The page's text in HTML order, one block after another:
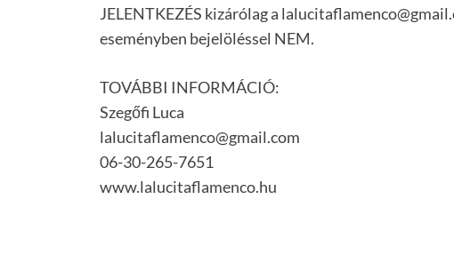
JELENTKEZÉS kizárólag a
eseményben bejelöléssel NEM.
TOVÁBBI INFORMÁCIÓ:
Szegőfi Luca
lalucitaflamenco@gmail.com
06-30-265-7651
www.lalucitaflamenco.hu